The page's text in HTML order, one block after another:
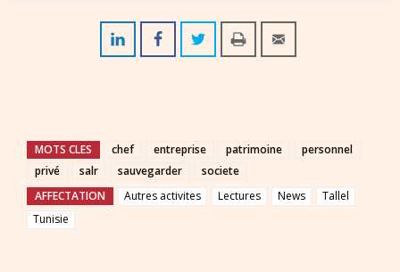
MOTS CLES chef entreprise patrimoine
personnel
privé
salr sauvegarder
societe
AFFECTATION
Autres activites Lectures News
Tallel
Tunisie